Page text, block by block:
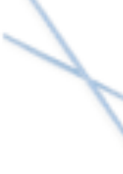
FiberWire® - Sutura